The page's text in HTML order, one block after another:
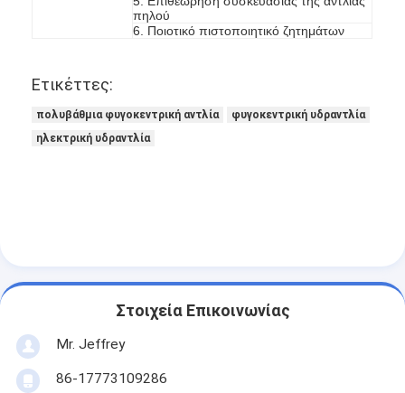
πηλού
6. Ποιοτικό πιστοποιητικό ζητημάτων
Ετικέττες:
πολυβάθμια φυγοκεντρική αντλία
φυγοκεντρική υδραντλία
ηλεκτρική υδραντλία
Στοιχεία Επικοινωνίας
Mr. Jeffrey
86-17773109286